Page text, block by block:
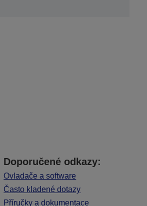
Doporučené odkazy:
Ovladače a software
Často kladené dotazy
Příručky a dokumentace